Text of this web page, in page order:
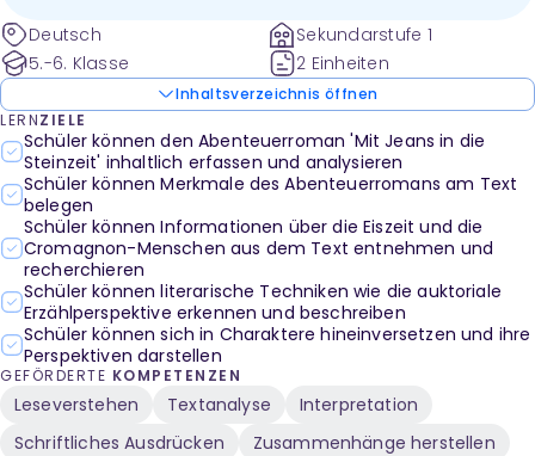
Deutsch
5.-6. Klasse
Sekundarstufe 1
2 Einheiten
Inhaltsverzeichnis öffnen
LERNZIELE
Schüler können den Abenteuerroman 'Mit Jeans in die
Steinzeit' inhaltlich erfassen und analysieren
Schüler können Merkmale des Abenteuerromans am Text
belegen
Schüler können Informationen über die Eiszeit und die
Cromagnon-Menschen aus dem Text entnehmen und
recherchieren
Schüler können literarische Techniken wie die auktoriale
Erzählperspektive erkennen und beschreiben
Schüler können sich in Charaktere hineinversetzen und ihre
Perspektiven darstellen
GEFÖRDERTE KOMPETENZEN
Leseverstehen Textanalyse
Interpretation
Schriftliches Ausdrücken
Zusammenhänge herstellen